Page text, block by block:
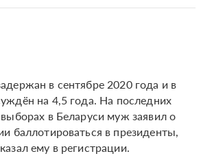
в сентябре 2020 года и в
на 4,5 года. На последних
в Беларуси муж заявил о
баллотироваться в президенты,
ему в регистрации.